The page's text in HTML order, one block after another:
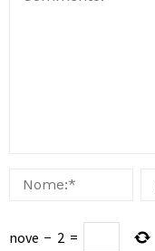
nove − 2 =